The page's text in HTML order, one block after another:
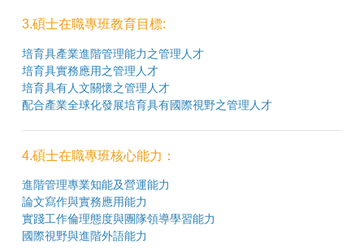
3.碩士在職專班教育目標:
培育具產業進階管理能力之管理人才
培育具實務應用之管理人才
培育具有人文關懷之管理人才
配合產業全球化發展培育具有國際視野之管理人才
4.碩士在職專班核心能力：
進階管理專業知能及營運能力
論文寫作與實務應用能力
實踐工作倫理態度與團隊領導學習能力
國際視野與進階外語能力